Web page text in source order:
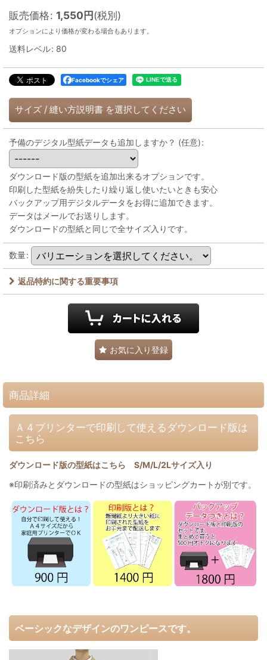
販売価格: 1,550円(税別)
オプションにより価格が変わる場合もあります。
送料レベル: 80
Facebookでシェア
サイズ / 縫い方説明書 を選択してください
予備のデジタル型紙データも追加しますか？ (任意):
ダウンロード版の型紙を追加出来るオプションです。
印刷した型紙を紛失したり繰り返し使いたいときも安心
バックアップ用デジタルデータをお得に追加できます。
データはメールでお送りします。
ダウンロードの型紙と同じで全サイズ入りです。
数量:
返品特約に関する重要事項
お気に入り登録
商品詳細
Ａ４プリンターで印刷して使えるダウンロード版は
こちら
ダウンロード版の型紙はこちら S/M/L/2Lサイズ入り
※印刷済みとダウンロードの型紙はショッピングカートが別です。
ベーシックなデザインのワンピースです。